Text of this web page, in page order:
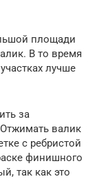
площади
В то время
лучше
за
валик
с ребристой
финишного
так как это